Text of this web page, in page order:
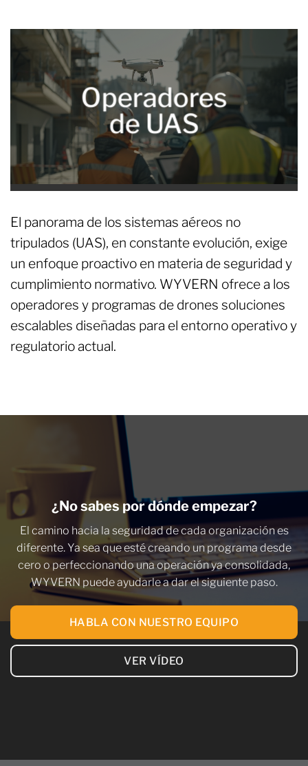
Operadores
de UAS
El panorama de los sistemas aéreos no
tripulados (UAS), en constante evolución, exige
un enfoque proactivo en materia de seguridad y
cumplimiento normativo. WYVERN ofrece a los
operadores y programas de drones soluciones
escalables diseñadas para el entorno operativo y
regulatorio actual.
¿No sabes por dónde empezar?
El camino hacia la seguridad de cada organización es
diferente. Ya sea que esté creando un programa desde
cero o perfeccionando una operación ya consolidada,
WYVERN puede ayudarle a dar el siguiente paso.
HABLA CON NUESTRO EQUIPO
VER VÍDEO